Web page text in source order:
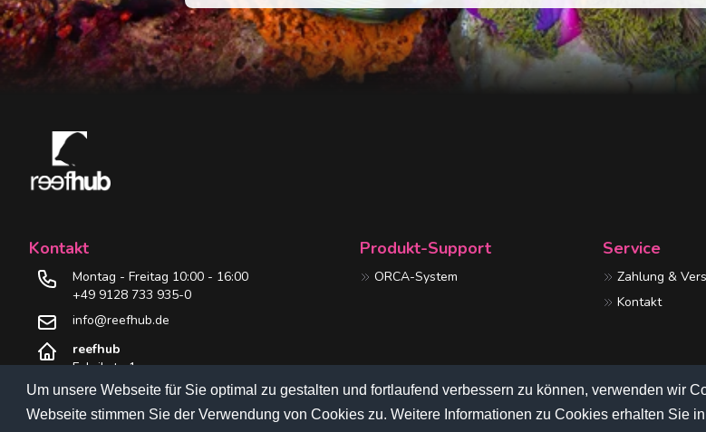
Um unsere Webseite für Sie optimal zu gestalten und fortlaufend verbessern zu können, verwenden wir
Webseite stimmen Sie der Verwendung von Cookies zu. Weitere Informationen zu Cookies erhalten Sie
Kontakt
Montag - Freitag 10:00 - 16:00
+49 9128 733 935-0
info@reefhub.de
reefhub
Fabrikstr. 1
90592 Schwarzenbruck, DE
Produkt-Support
ORCA-System
Service
Zahlung &
Kontakt